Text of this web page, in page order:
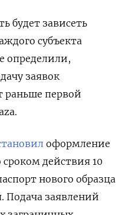
будет зависеть
субъекта
определили,
заявок
раньше первой
оформление
действия 10
нового образца
Подача заявлений